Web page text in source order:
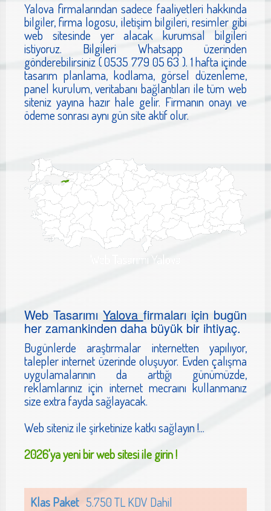
Yalova firmalarından sadece faaliyetleri hakkında
bilgiler, firma logosu, iletişim bilgileri, resimler gibi
web sitesinde yer alacak kurumsal bilgileri
istiyoruz. Bilgileri Whatsapp üzerinden
gönderebilirsiniz ( 0535 779 05 63 ). 1 hafta içinde
tasarım planlama, kodlama, görsel düzenleme,
panel kurulum, veritabanı bağlantıları ile tüm web
siteniz yayına hazır hale gelir. Firmanın onayı ve
ödeme sonrası aynı gün site aktif olur.
Web Tasarımı Yalova
Web TasarımıYalovafirmaları için bugün
her zamankinden daha büyük bir ihtiyaç.
Bugünlerde araştırmalar internetten yapılıyor,
talepler internet üzerinde oluşuyor. Evden çalışma
uygulamalarının da arttığı günümüzde,
reklamlarınız için internet mecraını kullanmanız
size extra fayda sağlayacak.
Web siteniz ile şirketinize katkı sağlayın !...
2026'ya yeni bir web sitesi ile girin !
Klas Paket5.750 TL KDV Dahil